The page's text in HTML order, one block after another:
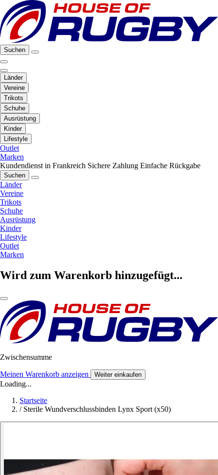
Suchen
Länder
Vereine
Trikots
Schuhe
Ausrüstung
Kinder
Lifestyle
Outlet
Marken
Kundendienst in Frankreich Sichere Zahlung Einfache Rückgabe
Suchen
Länder
Vereine
Trikots
Schuhe
Ausrüstung
Kinder
Lifestyle
Outlet
Marken
Wird zum Warenkorb hinzugefügt...
Zwischensumme
Meinen Warenkorb anzeigen Weiter einkaufen
Loading...
Startseite
/ Sterile Wundverschlussbinden Lynx Sport (x50)